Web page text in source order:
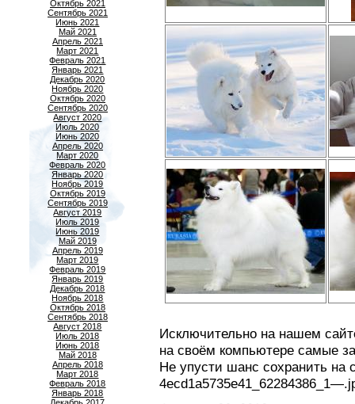
Октябрь 2021
Сентябрь 2021
Июнь 2021
Май 2021
Апрель 2021
Март 2021
Февраль 2021
Январь 2021
Декабрь 2020
Ноябрь 2020
Октябрь 2020
Сентябрь 2020
Август 2020
Июль 2020
Июнь 2020
Апрель 2020
Март 2020
Февраль 2020
Январь 2020
Ноябрь 2019
Октябрь 2019
Сентябрь 2019
Август 2019
Июль 2019
Июнь 2019
Май 2019
Апрель 2019
Март 2019
Февраль 2019
Январь 2019
Декабрь 2018
Ноябрь 2018
Октябрь 2018
Сентябрь 2018
Август 2018
Июль 2018
Июнь 2018
Май 2018
Апрель 2018
Март 2018
Февраль 2018
Январь 2018
Исключительно на нашем
на своём компьютере самые
Не упусти шанс сохранить на